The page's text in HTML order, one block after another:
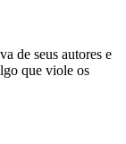
de seus autores e
que viole os